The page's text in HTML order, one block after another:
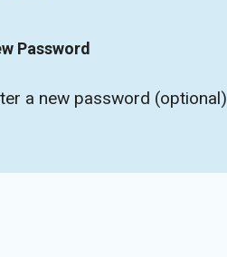
Password
a new password (optional)